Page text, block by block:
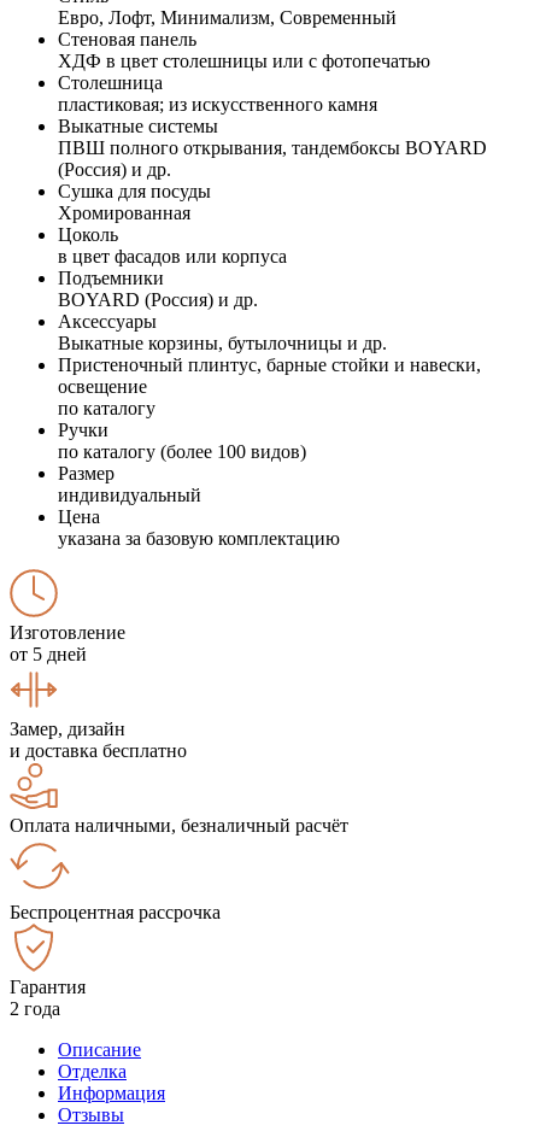
Евро, Лофт, Минимализм, Современный
Стеновая панель
ХДФ в цвет столешницы или с фотопечатью
Столешница
пластиковая; из искусственного камня
Выкатные системы
ПВШ полного открывания, тандембоксы BOYARD
(Россия) и др.
Сушка для посуды
Хромированная
Цоколь
в цвет фасадов или корпуса
Подъемники
BOYARD (Россия) и др.
Аксессуары
Выкатные корзины, бутылочницы и др.
Пристеночный плинтус, барные стойки и навески,
освещение
по каталогу
Ручки
по каталогу (более 100 видов)
Размер
индивидуальный
Цена
указана за базовую комплектацию
Изготовление
от 5 дней
Замер, дизайн
и доставка бесплатно
Оплата наличными, безналичный расчёт
Беспроцентная рассрочка
Гарантия
2 года
Описание
Отделка
Информация
Отзывы